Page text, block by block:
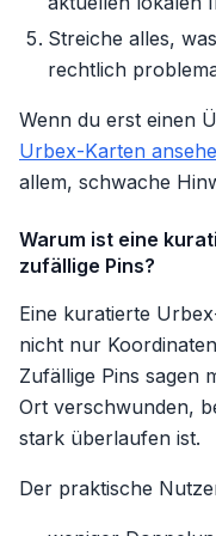
Streiche alles,
rechtlich
Wenn du erst einen
Urbex-Karten
allem, schwache
Warum ist eine
zufällige Pins?
Eine kuratierte
nicht nur
Zufällige Pins sagen
Ort verschwunden,
stark überlaufen ist.
Der praktische